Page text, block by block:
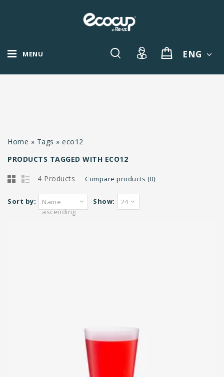
MENU ENG
Home » Tags » eco12
PRODUCTS TAGGED WITH ECO12
4 Products Compare products (0)
Sort by:
Name
ascending
Show: 24